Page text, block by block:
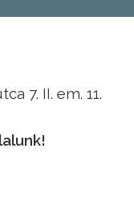
7. II. em. 11.